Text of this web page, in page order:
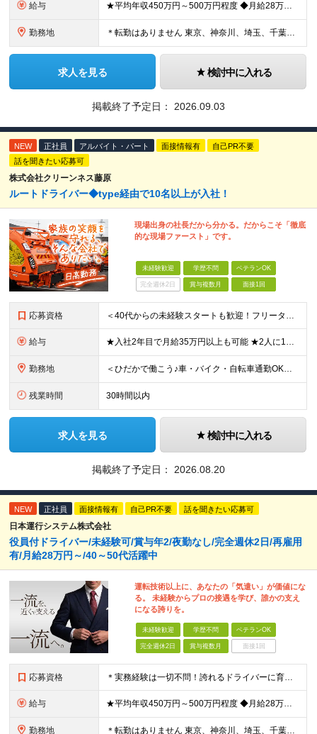
給与 ★平均年収450万円～500万円程度 ◆月給28万円～＋賞与2回＋交通費全額支給＋役職手当 ※試用期間2カ月あり（期間中の雇用形態、待遇に差異はありません） ※月給には月20時間分のみなし残業代3万
勤務地 ＊転勤はありません 東京、神奈川、埼玉、千葉県内での勤務となります ※基本的には直行直帰・配属は通いやすさを考慮します ※U・Iターン歓迎 ※東京勤務メインとなります 【本社】 東京都中央区銀座1
求人を見る 検討中に入れる
掲載終了予定日： 2026.09.03
NEW 正社員 アルバイト・パート 面接情報有
自己PR不要
話を聞きたい応募可
株式会社クリーンネス藤原
ルートドライバー◆type経由で10名以上が入社！
現場出身の社長だから分かる。だからこそ「徹底
的な現場ファースト」です。
未経験歓迎 学歴不問 ベテランOK
完全週休2日 賞与複数月 面接1回
応募資格 ＜40代からの未経験スタートも歓迎！フリーターでもOK＞ type経由での入社者多数！ほぼ全員未経験スタートです◎ ★自己PR＆志望理由必要ナシ ★応募者全員面接 ★未経験OK ★社会人経験初めても
給与 ★入社2年目で月給35万円以上も可能 ★2人に1人以上が年収500万円以上 （今後年収500万円以上の層はさらに増える予定。年収500万円以下は多くが直近入社者） ★免許取得にかかる費用は会社が全額負
勤務地 ＜ひだかで働こう♪車・バイク・自転車通勤OK！埼玉エリア勤務＞ 埼玉県日高市大字田波目581-3（日高市役所の近く） └転勤なし！ └通勤費上限3万円まで支給 └駐車場完備 【社員の方のお住まい先】
残業時間 30時間以内
求人を見る 検討中に入れる
掲載終了予定日： 2026.08.20
NEW 正社員 面接情報有 自己PR不要 話を聞きたい応募可
日本運行システム株式会社
役員付ドライバー/未経験可/賞与年2/夜勤なし/完全週休2日/再雇用
有/月給28万円～/40～50代活躍中
運転技術以上に、あなたの「気遣い」が価値にな
る。 未経験からプロの接遇を学び、誰かの支え
になる誇りを。
未経験歓迎 学歴不問 ベテランOK
完全週休2日 賞与複数月 面接1回
応募資格 ＊実務経験は一切不問！誇れるドライバーに育てます＊ ◆学歴不問 ◆要普通自動車第一種運転免許 ◆守秘義務を守れる方 ※以下の経験が活かせます ・ホスピタリティ・マナーを大事に人と接する仕事の経験
給与 ★平均年収450万円～500万円程度 ◆月給28万円～＋賞与2回＋交通費全額支給＋役職手当 ※試用期間2カ月あり（期間中の雇用形態、待遇に差異はありません） ※月給には月20時間分のみなし残業代3万
勤務地 ＊転勤はありません 東京、神奈川、埼玉、千葉県内での勤務となります ※基本的には直行直帰・配属は通いやすさを考慮します ※U・Iターン歓迎 ※東京勤務メインとなります 【本社】 東京都中央区銀座1